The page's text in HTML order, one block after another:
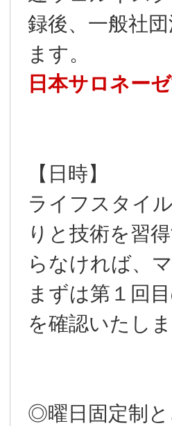
録後、一般社
ます。
日本サロネー
【日時】
ライフスタイ
りと技術を習
らなければ、
まずは第１回
を確認いたしま
◎曜日固定制